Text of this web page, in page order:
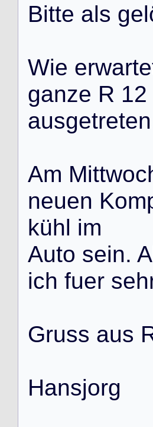
Bitte als gel
Wie erwarte
ganze R 12
ausgetreten
Am Mittwoc
neuen Kom
kühl im
Auto sein. A
ich fuer seh
Gruss aus
Hansjorg